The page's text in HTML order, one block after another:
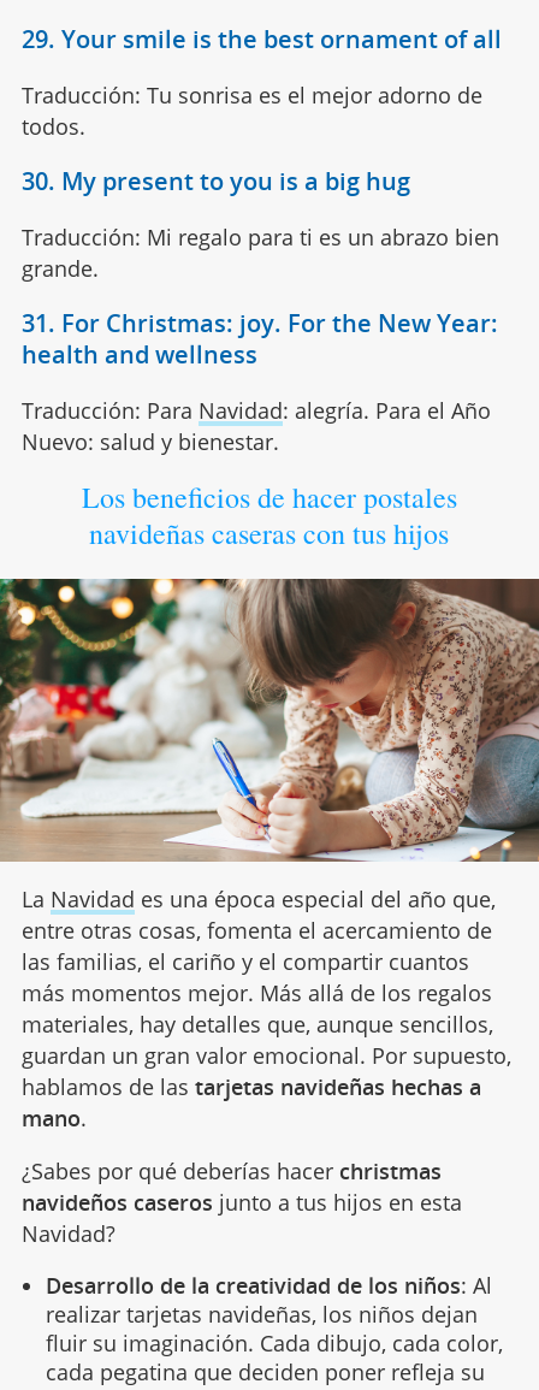
29. Your smile is the best ornament of all
Traducción: Tu sonrisa es el mejor adorno de
todos.
30. My present to you is a big hug
Traducción: Mi regalo para ti es un abrazo bien
grande.
31. For Christmas: joy. For the New Year:
health and wellness
Traducción: Para Navidad: alegría. Para el Año
Nuevo: salud y bienestar.
Los beneficios de hacer postales
navideñas caseras con tus hijos
La Navidad es una época especial del año que,
entre otras cosas, fomenta el acercamiento de
las familias, el cariño y el compartir cuantos
más momentos mejor. Más allá de los regalos
materiales, hay detalles que, aunque sencillos,
guardan un gran valor emocional. Por supuesto,
hablamos de las tarjetas navideñas hechas a
mano.
¿Sabes por qué deberías hacer christmas
navideños caseros junto a tus hijos en esta
Navidad?
Desarrollo de la creatividad de los niños: Al
realizar tarjetas navideñas, los niños dejan
fluir su imaginación. Cada dibujo, cada color,
cada pegatina que deciden poner refleja su